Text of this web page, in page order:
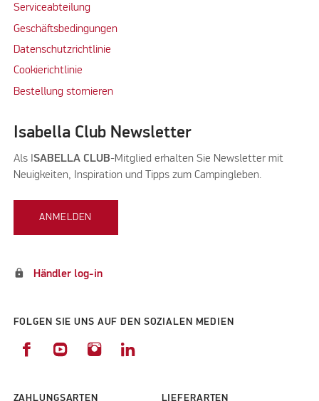
Serviceabteilung
Geschäftsbedingungen
Datenschutzrichtlinie
Cookierichtlinie
Bestellung stornieren
Isabella Club Newsletter
Als I SABELLA CLUB-Mitglied erhalten Sie Newsletter mit
Neuigkeiten, Inspiration und Tipps zum Campingleben.
ANMELDEN
lock Händler log-in
FOLGEN SIE UNS AUF DEN SOZIALEN MEDIEN
ZAHLUNGSARTEN LIEFERARTEN